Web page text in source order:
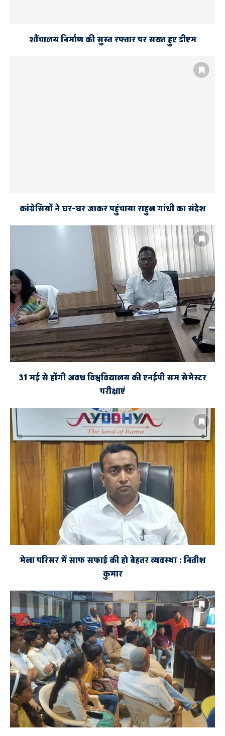
शौंचालय निर्माण की सुस्त रफ्तार पर सख्त हुए डीएम
कांग्रेसियों ने घर-घर जाकर पहुंचाया राहुल गांधी का संदेश
31 मई से होंगी अवध विश्वविद्यालय की एनईपी सम सेमेस्टर
परीक्षाएं
मेला परिसर में साफ सफाई की हो बेहतर व्यवस्था : नितीश
कुमार